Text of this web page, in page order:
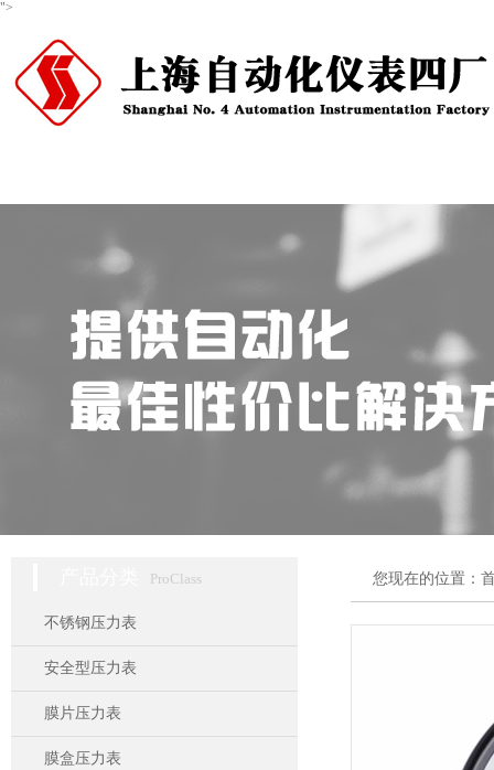
">
ProClass
不锈钢压力表
安全型压力表
膜片压力表
膜盒压力表
您现在的位置：